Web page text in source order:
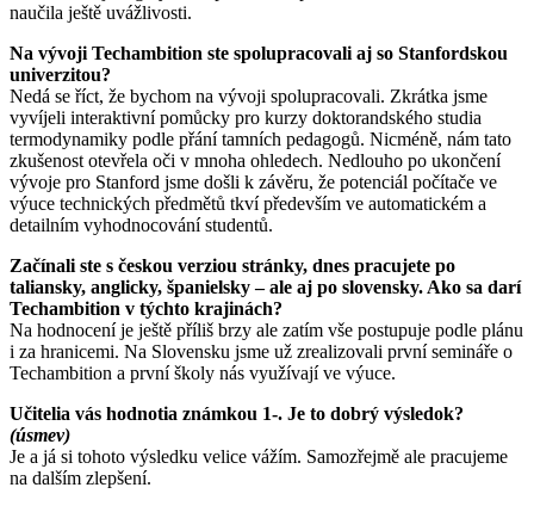
naučila ještě uvážlivosti.
Na vývoji Techambition ste spolupracovali aj so Stanfordskou
univerzitou?
Nedá se říct, že bychom na vývoji spolupracovali. Zkrátka jsme
vyvíjeli interaktivní pomůcky pro kurzy doktorandského studia
termodynamiky podle přání tamních pedagogů. Nicméně, nám tato
zkušenost otevřela oči v mnoha ohledech. Nedlouho po ukončení
vývoje pro Stanford jsme došli k závěru, že potenciál počítače ve
výuce technických předmětů tkví především ve automatickém a
detailním vyhodnocování studentů.
Začínali ste s českou verziou stránky, dnes pracujete po
taliansky, anglicky, španielsky – ale aj po slovensky. Ako sa darí
Techambition v týchto krajinách?
Na hodnocení je ještě příliš brzy ale zatím vše postupuje podle plánu
i za hranicemi. Na Slovensku jsme už zrealizovali první semináře o
Techambition a první školy nás využívají ve výuce.
Učitelia vás hodnotia známkou 1-. Je to dobrý výsledok?
(úsmev)
Je a já si tohoto výsledku velice vážím. Samozřejmě ale pracujeme
na dalším zlepšení.